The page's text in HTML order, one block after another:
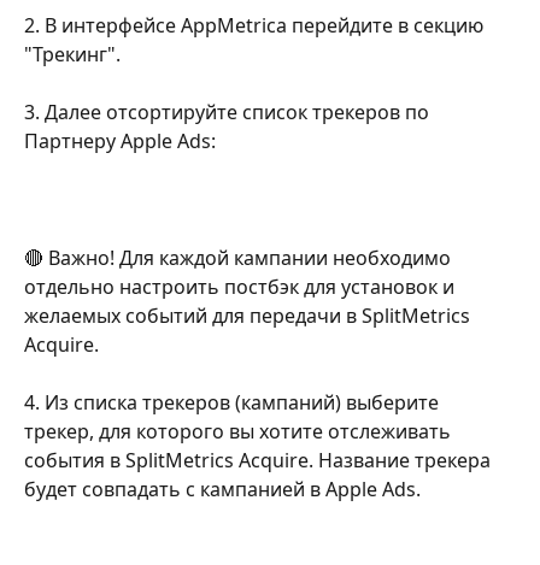
2. В интерфейсе AppMetrica перейдите в секцию
"Трекинг".
3. Далее отсортируйте список трекеров по
Партнеру Apple Ads:
🔴 Важно! Для каждой кампании необходимо
отдельно настроить постбэк для установок и
желаемых событий для передачи в SplitMetrics
Acquire.
4. Из списка трекеров (кампаний) выберите
трекер, для которого вы хотите отслеживать
события в SplitMetrics Acquire. Название трекера
будет совпадать с кампанией в Apple Ads.